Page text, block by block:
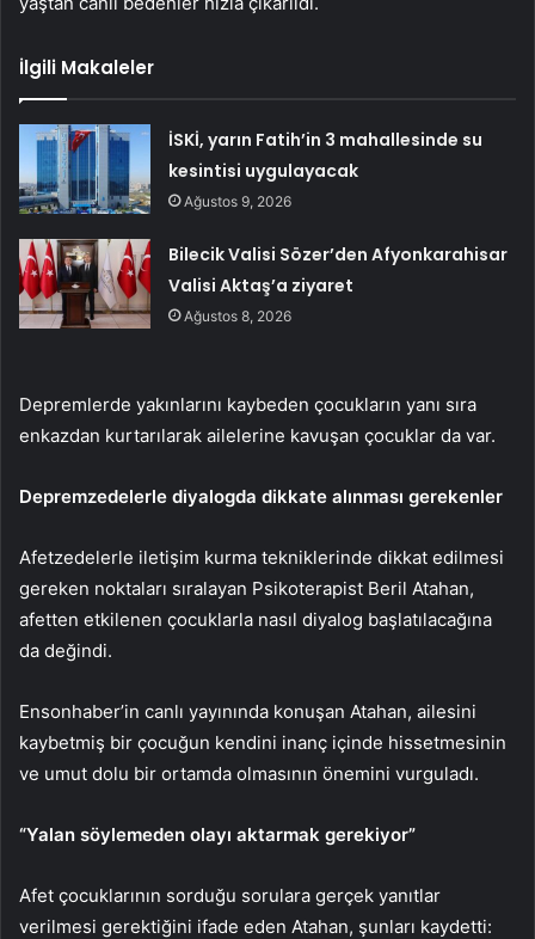
İlgili Makaleler
İSKİ, yarın Fatih’in 3 mahallesinde su
kesintisi uygulayacak
Ağustos 9, 2026
Bilecik Valisi Sözer’den Afyonkarahisar
Valisi Aktaş’a ziyaret
Ağustos 8, 2026
Depremlerde yakınlarını kaybeden çocukların yanı sıra
enkazdan kurtarılarak ailelerine kavuşan çocuklar da var.
Depremzedelerle diyalogda dikkate alınması gerekenler
Afetzedelerle iletişim kurma tekniklerinde dikkat edilmesi
gereken noktaları sıralayan Psikoterapist Beril Atahan,
afetten etkilenen çocuklarla nasıl diyalog başlatılacağına
da değindi.
Ensonhaber’in canlı yayınında konuşan Atahan, ailesini
kaybetmiş bir çocuğun kendini inanç içinde hissetmesinin
ve umut dolu bir ortamda olmasının önemini vurguladı.
“Yalan söylemeden olayı aktarmak gerekiyor”
Afet çocuklarının sorduğu sorulara gerçek yanıtlar
verilmesi gerektiğini ifade eden Atahan, şunları kaydetti: